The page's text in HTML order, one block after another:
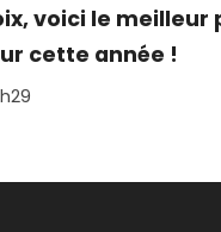
voici le meilleur
cette année !